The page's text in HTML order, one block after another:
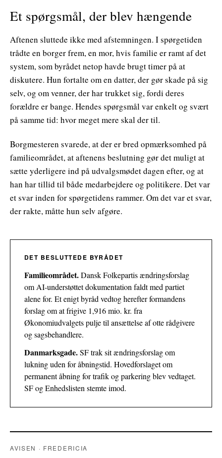
Et spørgsmål, der blev hængende
Aftenen sluttede ikke med afstemningen. I spørgetiden
trådte en borger frem, en mor, hvis familie er ramt af det
system, som byrådet netop havde brugt timer på at
diskutere. Hun fortalte om en datter, der gør skade på sig
selv, og om venner, der har trukket sig, fordi deres
forældre er bange. Hendes spørgsmål var enkelt og svært
på samme tid: hvor meget mere skal der til.
Borgmesteren svarede, at der er bred opmærksomhed på
familieområdet, at aftenens beslutning gør det muligt at
sætte yderligere ind på udvalgsmødet dagen efter, og at
han har tillid til både medarbejdere og politikere. Det var
et svar inden for spørgetidens rammer. Om det var et svar,
der rakte, måtte hun selv afgøre.
DET BESLUTTEDE BYRÅDET
Familieområdet.Dansk Folkepartis ændringsforslag
om AI-understøttet dokumentation faldt med partiet
alene for. Et enigt byråd vedtog herefter formandens
forslag om at frigive 1,916 mio. kr. fra
Økonomiudvalgets pulje til ansættelse af otte rådgivere
og sagsbehandlere.
Danmarksgade.SF trak sit ændringsforslag om
lukning uden for åbningstid. Hovedforslaget om
permanent åbning for trafik og parkering blev vedtaget.
SF og Enhedslisten stemte imod.
AVISEN · FREDERICIA